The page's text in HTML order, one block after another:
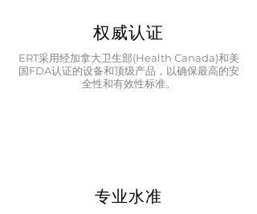
权威认证
ERT采用经加拿大卫生部(Health Canada)和美
国FDA认证的设备和顶级产品，以确保最高的安
全性和有效性标准。
专业水准